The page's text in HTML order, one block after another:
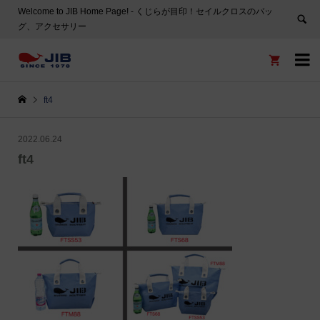
Welcome to JIB Home Page! ‐ くじらが目印！セイルクロスのバッ
グ、アクセサリー


ft4
2022.06.24
ft4